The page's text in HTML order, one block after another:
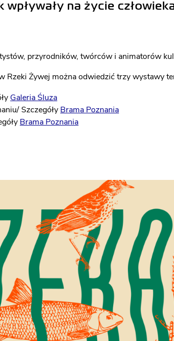
wpływały na życie
przyrodników, twórców i animatorów
Rzeki Żywej można odwiedzić trzy wystawy
Galeria Śluza
Szczegóły Brama Poznania
Brama Poznania